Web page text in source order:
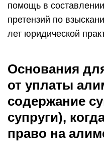
помощь в
претензий по
лет юридической
Основания
от уплаты
содержание
супруги),
право на